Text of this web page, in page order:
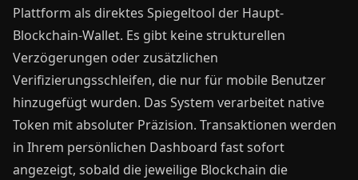
Plattform als direktes Spiegeltool der Haupt-
Blockchain-Wallet. Es gibt keine strukturellen
Verzögerungen oder zusätzlichen
Verifizierungsschleifen, die nur für mobile Benutzer
hinzugefügt wurden. Das System verarbeitet native
Token mit absoluter Präzision. Transaktionen werden
in Ihrem persönlichen Dashboard fast sofort
angezeigt, sobald die jeweilige Blockchain die